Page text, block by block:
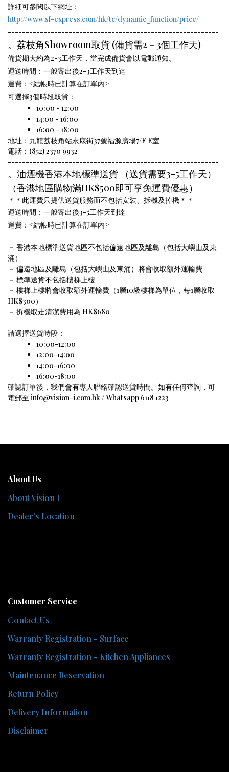
詳細可參閱以下網址：
http://www.sf-express.com/hk/tc/dynamic_function/price/
-----------------------------------------------------------
。荔枝角Showroom取貨 (備貨需2－3個工作天)
備貨期大約為2-3工作天，當完成備貨會以電郵通知。
運送時間：一般寄出後2-3工作天到達
運費：<結帳時已計算在訂單內>
可選擇3個時段取貨：
10:00 - 12:00
14:00 - 16:00
16:00 - 18:00
地址：九龍荔枝角站永康街37號福源廣場7/F E室
電話：(852) 2370 9932
-----------------------------------------------------------
。油煙機香港本地標準送貨 （送貨需要3-5工作天）
（香港地區購物滿HK$500即可享免運費優惠）
＊＊此運費只提供送貨服務而不包括安裝、拆機及掉機＊＊
運送時間：一般寄出後3-5工作天到達
運費：<結帳時已計算在訂單內>
－ 香港本地標準送貨地區不包括偏遠地區及離島（包括大嶼山及東
涌）
－ 偏遠地區及離島（包括大嶼山及東涌）將會收取額外運輸費
－ 標準送貨不包括樓梯上樓
－ 樓梯上樓將會收取額外運輸費（1層10級樓梯為單位，每1層收取
HK$300）
－ 拆機取走清潔費用為 HK$680
請選擇送貨時段：
10:00-12:00
12:00-14:00
14:00-16:00
16:00-18:00
確認訂單後，我們會有專人聯絡確認送貨時間。如有任何查詢，可
電郵至 info@vision-i.com.hk / Whatsapp 6118 1223
About Us
About Vision I
Dealer's Location
Customer Service
Contact Us
Warranty Registration - Surface
Warranty Registration - Kitchen Appliances
Maintenance Reservation
Return Policy
Delivery Information
Disclaimer